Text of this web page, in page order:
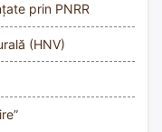
prin PNRR
(HNV)